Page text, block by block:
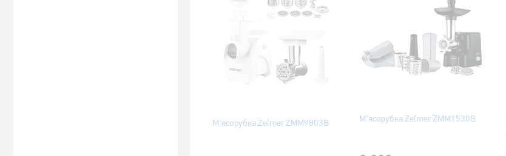
М'ясорубка Zelmer ZMM9803B М'ясорубка Zelmer ZMM1530B